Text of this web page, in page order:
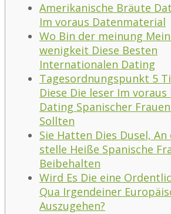
Amerikanische Bräute
Im voraus Datenmaterial
Wo Bin der meinung
wenigkeit Diese Besten
Internationalen Dating
Tagesordnungspunkt 5
Diese Die leser Im voraus
Dating Spanischer
Sollten
Sie Hatten Dies Dusel, An
stelle Heiße Spanische
Beibehalten
Wird Es Die eine
Qua Irgendeiner
Auszugehen?